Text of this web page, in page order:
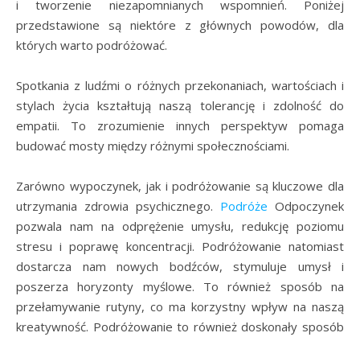
i tworzenie niezapomnianych wspomnień. Poniżej
przedstawione są niektóre z głównych powodów, dla
których warto podróżować.
Spotkania z ludźmi o różnych przekonaniach, wartościach i
stylach życia kształtują naszą tolerancję i zdolność do
empatii. To zrozumienie innych perspektyw pomaga
budować mosty między różnymi społecznościami.
Zarówno wypoczynek, jak i podróżowanie są kluczowe dla
utrzymania zdrowia psychicznego. Podróże Odpoczynek
pozwala nam na odprężenie umysłu, redukcję poziomu
stresu i poprawę koncentracji. Podróżowanie natomiast
dostarcza nam nowych bodźców, stymuluje umysł i
poszerza horyzonty myślowe. To również sposób na
przełamywanie rutyny, co ma korzystny wpływ na naszą
kreatywność. Podróżowanie to również doskonały sposób